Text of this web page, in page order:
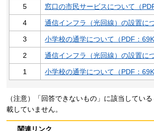
5 窓口の市民サービスについて（
4 通信インフラ（光回線）の設置に
3 小学校の通学について（PDF：
2 通信インフラ（光回線）の設置に
1 小学校の通学について（PDF：
（注意）「回答できないもの」に該当してい
載していません。
関連リンク